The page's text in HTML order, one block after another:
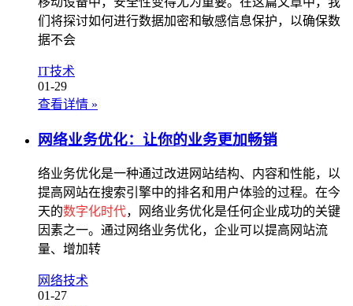
们将探讨如何进行数据加密和敏感信息保护，以确保数
据不会
IT技术
01-29
查看详情 »
网络业务优化：让你的业务更加畅销
络业务优化是一种通过改进网站结构、内容和性能，以
提高网站在搜索引擎中的排名和用户体验的过程。在今
天的数字化时代，网络业务优化是任何企业成功的关键
因素之一。通过网络业务优化，企业可以提高网站流
量、增加转
网络技术
01-27